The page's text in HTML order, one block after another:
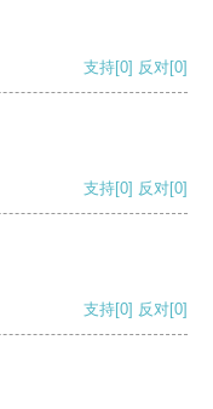
支持[0] 反对[0]
支持[0] 反对[0]
支持[0] 反对[0]